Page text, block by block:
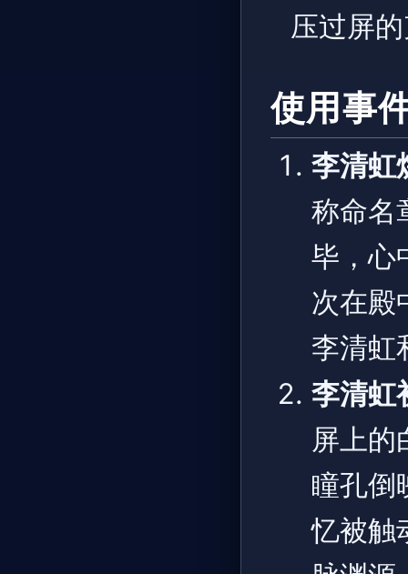
压过屏
使用事
李清虹
称命名
毕，心
次在殿
李清虹
李清虹
屏上
瞳孔倒
忆被触